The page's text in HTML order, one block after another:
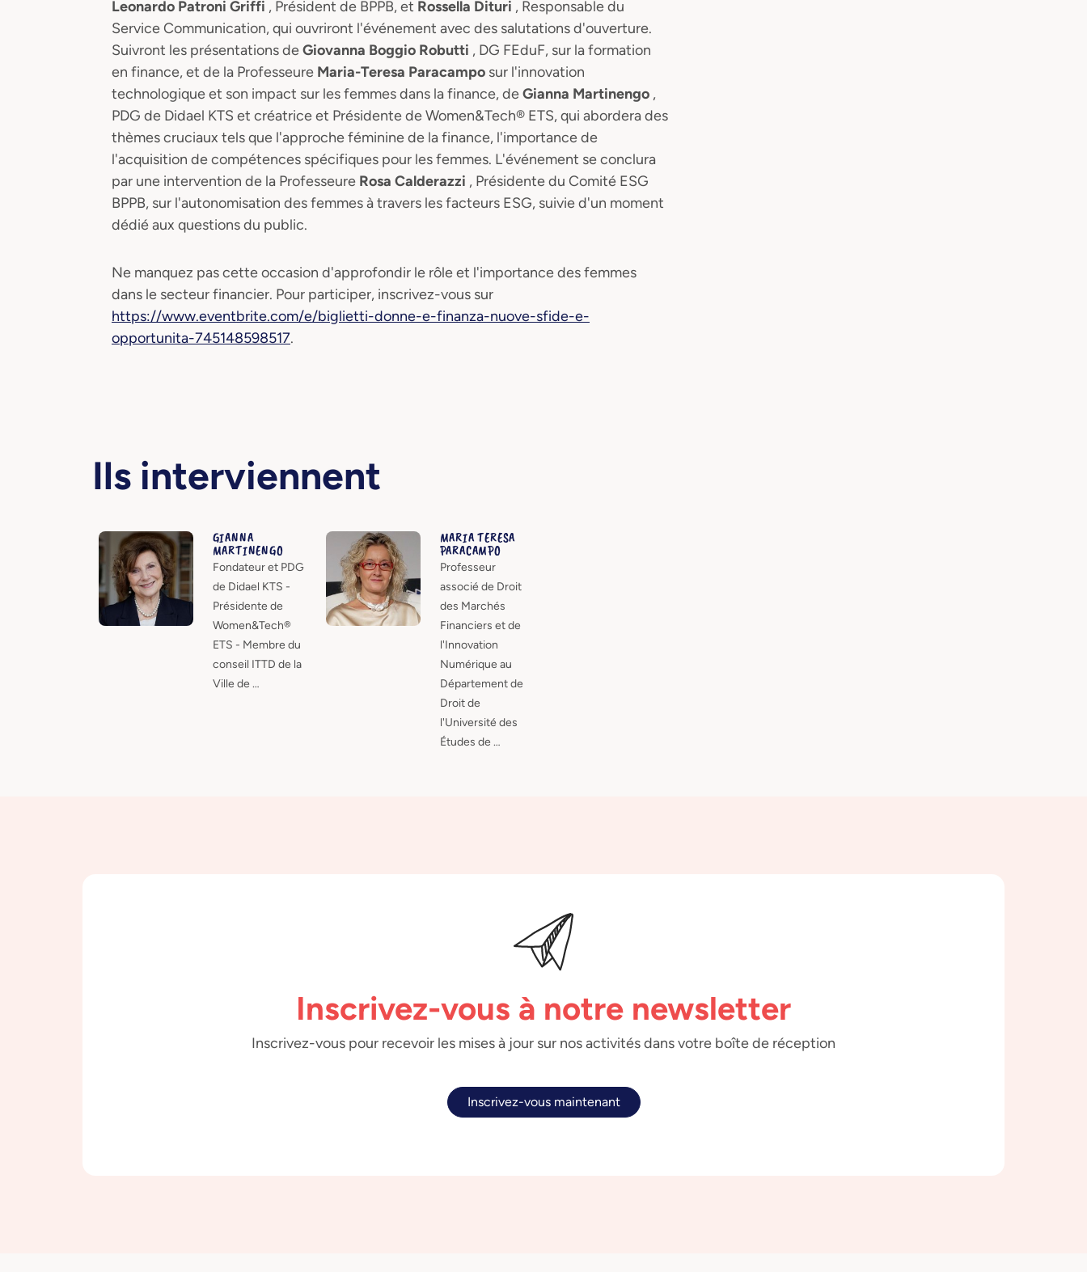
Leonardo Patroni Griffi , Président de BPPB, et Rossella Dituri , Responsable du
Service Communication, qui ouvriront l'événement avec des salutations d'ouverture.
Suivront les présentations deGiovanna Boggio Robutti , DG FEduF, sur la formation
en finance, et de la Professeure Maria-Teresa Paracampo sur l'innovation
technologique et son impact sur les femmes dans la finance, deGianna Martinengo ,
PDG de Didael KTS et créatrice et Présidente de Women&Tech® ETS, qui abordera des
thèmes cruciaux tels que l'approche féminine de la finance, l'importance de
l'acquisition de compétences spécifiques pour les femmes. L'événement se conclura
par une intervention de la Professeure Rosa Calderazzi , Présidente du Comité ESG
BPPB, sur l'autonomisation des femmes à travers les facteurs ESG, suivie d'un moment
dédié aux questions du public.
Ne manquez pas cette occasion d'approfondir le rôle et l'importance des femmes
dans le secteur financier. Pour participer, inscrivez-vous sur
https://www.eventbrite.com/e/biglietti-donne-e-finanza-nuove-sfide-e-
opportunita-745148598517.
Ils interviennent
GIANNA
MARTINENGO
Fondateur et PDG
de Didael KTS -
Présidente de
Women&Tech®
ETS - Membre du
conseil ITTD de la
Ville de …
MARIA TERESA
PARACAMPO
Professeur
associé de Droit
des Marchés
Financiers et de
l'Innovation
Numérique au
Département de
Droit de
l'Université des
Études de …
Inscrivez-vous à notre newsletter
Inscrivez-vous pour recevoir les mises à jour sur nos activités dans votre boîte de réception
Inscrivez-vous maintenant